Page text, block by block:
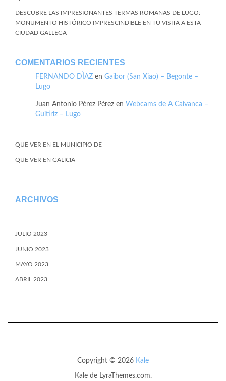
DESCUBRE LAS IMPRESIONANTES TERMAS ROMANAS DE LUGO:
MONUMENTO HISTÓRICO IMPRESCINDIBLE EN TU VISITA A ESTA
CIUDAD GALLEGA
COMENTARIOS RECIENTES
FERNANDO DÌAZ en Gaibor (San Xiao) – Begonte –
Lugo
Juan Antonio Pérez Pérez en Webcams de A Caivanca –
Guitiriz – Lugo
QUE VER EN EL MUNICIPIO DE
QUE VER EN GALICIA
ARCHIVOS
JULIO 2023
JUNIO 2023
MAYO 2023
ABRIL 2023
Copyright © 2026 Kale
Kalede LyraThemes.com.